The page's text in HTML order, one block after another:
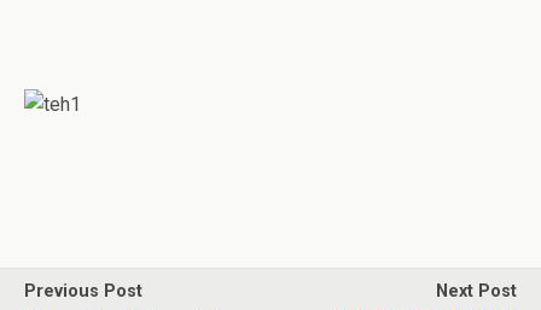
Previous Post
Next Post